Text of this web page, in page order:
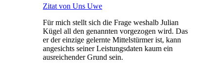
Zitat von Uns Uwe
Für mich stellt sich die Frage weshalb Julian
Kügel all den genannten vorgezogen wird. Das
er der einzige gelernte Mittelstürmer ist, kann
angesichts seiner Leistungsdaten kaum ein
ausreichender Grund sein.